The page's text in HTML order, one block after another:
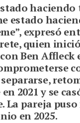
estado
expresó
quien
Ben Affleck
2021 y se
La pareja puso
en 2025.